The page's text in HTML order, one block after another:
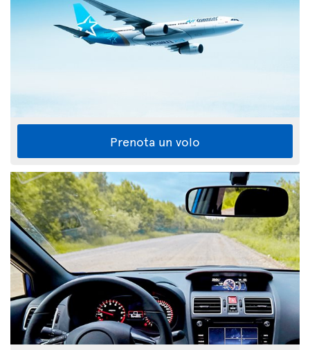
Prenota un volo